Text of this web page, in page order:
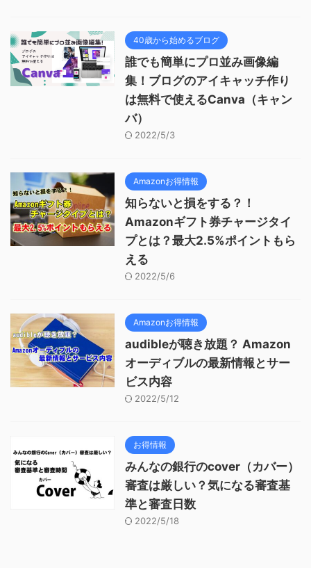
40歳から始めるブログ
誰でも簡単にプロ並み画像編
集！ブログのアイキャッチ作り
は無料で使えるCanva（キャン
バ）
2022/5/3
Amazonお得情報
知らないと損をする？！
Amazonギフト券チャージタイ
プとは？最大2.5%ポイントもら
える
2022/5/6
Amazonお得情報
audibleが聴き放題？ Amazon
オーディブルの最新情報とサー
ビス内容
2022/5/12
お得情報
みんなの銀行のcover（カバー）
審査は厳しい？気になる審査基
準と審査日数
2022/5/18